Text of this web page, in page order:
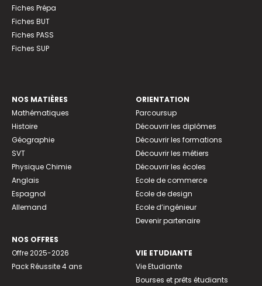
Fiches Prépa
Fiches BUT
Fiches PASS
Fiches SUP
NOS MATIÈRES
Mathématiques
Histoire
Géographie
SVT
Physique Chimie
Anglais
Espagnol
Allemand
NOS OFFRES
Offre 2025-2026
Pack Réussite 4 ans
ORIENTATION
Parcoursup
Découvrir les diplômes
Découvrir les formations
Découvrir les métiers
Découvrir les écoles
Ecole de commerce
Ecole de design
Ecole d’ingénieur
Devenir partenaire
VIE ETUDIANTE
Vie Etudiante
Bourses et prêts étudiants